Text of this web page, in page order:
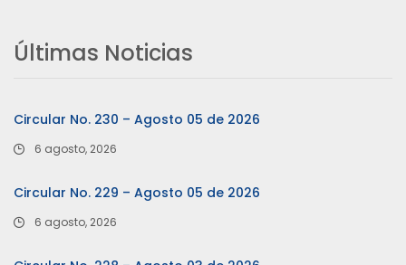
Últimas Noticias
Circular No. 230 – Agosto 05 de 2026
6 agosto, 2026
Circular No. 229 – Agosto 05 de 2026
6 agosto, 2026